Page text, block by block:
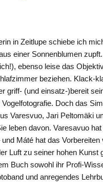
in Zeitlupe schiebe ich
einer Sonnenblumen
ebenso leise das
beziehen. Klack-
griff- (und einsatz-)bereit
Doch das
Varesvuo, Jari Peltomäki
leben davon. Varesavuo
Máté hat das Vorbereiten
Luft zu seiner hohen Kunst
Buch sowohl ihr Profi-
und anregendes